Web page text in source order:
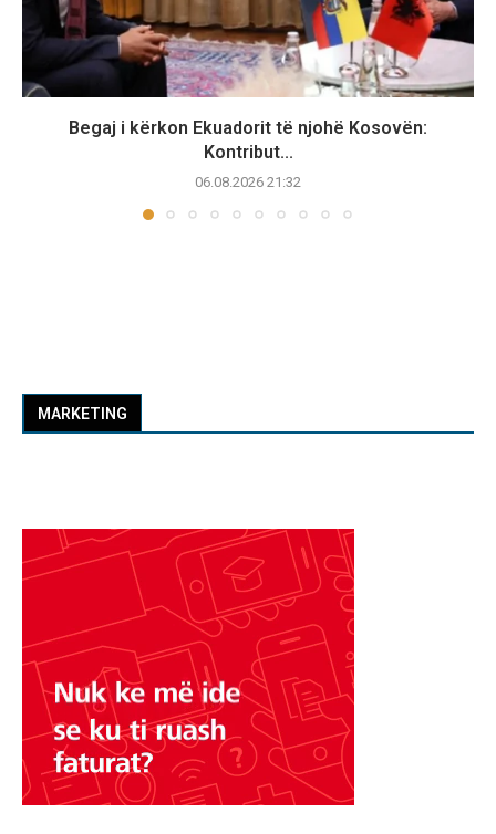
Begaj i kërkon Ekuadorit të njohë Kosovën:
Kontribut...
06.08.2026 21:32
MARKETING